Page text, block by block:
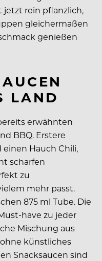
jetzt rein pflanzlich,
gleichermaßen
genießen
LAND
erwähnten
BBQ. Erstere
Hauch Chili,
scharfen
zu
mehr passt.
875 ml Tube. Die
have zu jeder
Mischung aus
künstliches
Snacksaucen sind